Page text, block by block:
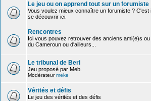
Le jeu ou on apprend tout sur un forumiste
Vous voulez mieux connaître un forumiste ? C'est
se découvrir ici.
Rencontres
Ici vous pouvez retrouver des anciens ami(e)s
du Cameroun ou d'ailleurs...
Le tribunal de Beri
Jeu proposé par Meb.
Modérateurmeke
Vérités et défis
Le jeu des vérités et des défis